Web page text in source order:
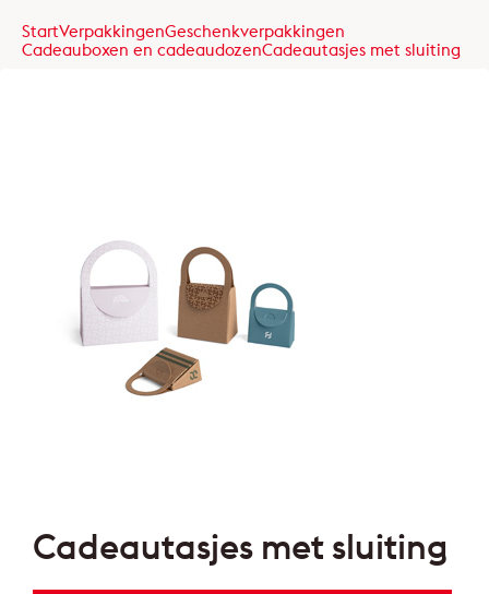
StartVerpakkingenGeschenkverpakkingen
Cadeauboxen en cadeaudozenCadeautasjes met sluiting
Cadeautasjes met sluiting